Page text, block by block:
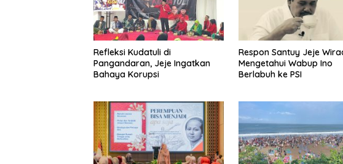
Refleksi Kudatuli di
Pangandaran, Jeje Ingatkan
Bahaya Korupsi
Respon Santuy Jeje
Mengetahui Wabup Ino
Berlabuh ke PSI